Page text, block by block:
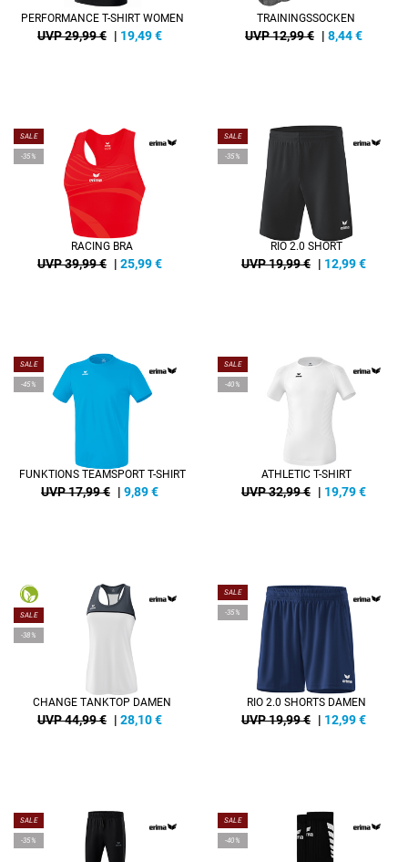
PERFORMANCE T-SHIRT WOMEN
UVP 29,99 € | 19,49€
TRAININGSSOCKEN
UVP 12,99 € | 8,44€
SALE
-35%
RACING BRA
UVP 39,99 € | 25,99€
SALE
-35%
RIO 2.0 SHORT
UVP 19,99 € | 12,99€
SALE
-45%
FUNKTIONS TEAMSPORT T-SHIRT
UVP 17,99 € | 9,89€
SALE
-40%
ATHLETIC T-SHIRT
UVP 32,99 € | 19,79€
SALE
-38%
CHANGE TANKTOP DAMEN
UVP 44,99 € | 28,10€
SALE
-35%
RIO 2.0 SHORTS DAMEN
UVP 19,99 € | 12,99€
SALE
-35%
SALE
-40%